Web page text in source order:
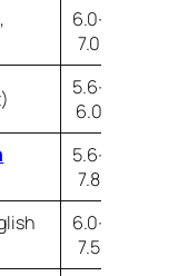
6.0-
7.0
5.6-
6.0
5.6-
7.8
6.0-
7.5